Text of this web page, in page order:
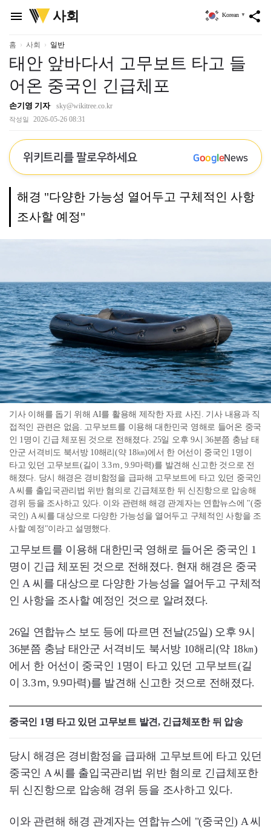
menu
위
키
리
사회 share
Korean ▼
홈 사회 일반
태안 앞바다서 고무보트 타고 들
어온 중국인 긴급체포
손기영 기자 sky@wikitree.co.kr
작성일 2026-05-26 08:31
위키트리를 팔로우하세요 GoogleNews
해경 "다양한 가능성 열어두고 구체적인 사항
조사할 예정"
기사 이해를 돕기 위해 AI를 활용해 제작한 자료 사진. 기사 내용과 직
접적인 관련은 없음. 고무보트를 이용해 대한민국 영해로 들어온 중국
인 1명이 긴급 체포된 것으로 전해졌다. 25일 오후 9시 36분쯤 충남 태
안군 서격비도 북서방 10해리(약 18㎞)에서 한 어선이 중국인 1명이
타고 있던 고무보트(길이 3.3ｍ, 9.9마력)를 발견해 신고한 것으로 전
해졌다. 당시 해경은 경비함정을 급파해 고무보트에 타고 있던 중국인
A 씨를 출입국관리법 위반 혐의로 긴급체포한 뒤 신진항으로 압송해
경위 등을 조사하고 있다. 이와 관련해 해경 관계자는 연합뉴스에 "(중
국인) A 씨를 대상으로 다양한 가능성을 열어두고 구체적인 사항을 조
사할 예정"이라고 설명했다.
고무보트를 이용해 대한민국 영해로 들어온 중국인 1
명이 긴급 체포된 것으로 전해졌다. 현재 해경은 중국
인 A 씨를 대상으로 다양한 가능성을 열어두고 구체적
인 사항을 조사할 예정인 것으로 알려졌다.
26일 연합뉴스 보도 등에 따르면 전날(25일) 오후 9시
36분쯤 충남 태안군 서격비도 북서방 10해리(약 18㎞)
에서 한 어선이 중국인 1명이 타고 있던 고무보트(길
이 3.3ｍ, 9.9마력)를 발견해 신고한 것으로 전해졌다.
중국인 1명 타고 있던 고무보트 발견, 긴급체포한 뒤 압송
당시 해경은 경비함정을 급파해 고무보트에 타고 있던
중국인 A 씨를 출입국관리법 위반 혐의로 긴급체포한
뒤 신진항으로 압송해 경위 등을 조사하고 있다.
이와 관련해 해경 관계자는 연합뉴스에 "(중국인) A 씨